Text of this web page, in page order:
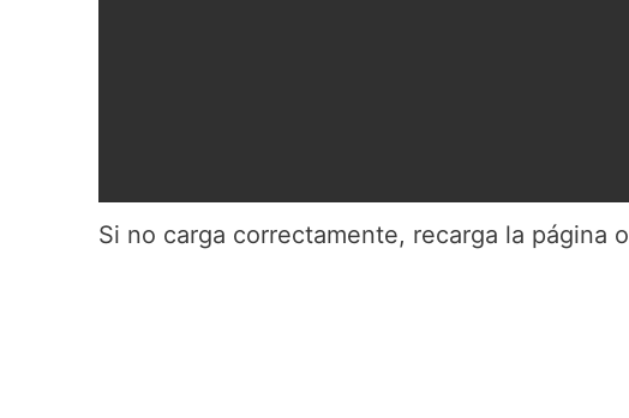
Si no carga correctamente, recarga la página o